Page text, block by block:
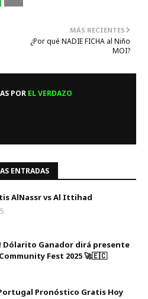
MÁS RECIENTES
¿Por qué NADIE FICHA al Niño
MOI?
POR EL VERDAZO
ENTRADAS
AlNassr vs Al Ittihad
Dólarito Ganador dirá presente
Fest 2025 🚀🇪🇨
Pronóstico Gratis Hoy